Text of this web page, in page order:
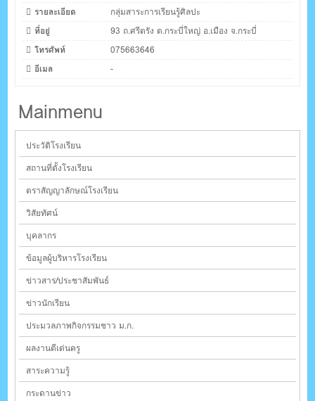
รายละเอียด
กลุ่มสาระการเรียนรู้ศิลปะ
ที่อยู่
93 ถ.ศรีตรัง ต.กระบี่ใหญ่ อ.เมือง จ.กระบี่
โทรศัพท์
075663646
อีเมล
-
Mainmenu
ประวัติโรงเรียน
สถานที่ตั้งโรงเรียน
ตราสัญญาลักษณ์โรงเรียน
วิสัยทัศน์
บุคลากร
ข้อมูลผู้บริหารโรงเรียน
ข่าวสาร/ประชาสัมพันธ์
ข่าวนักเรียน
ประมวลภาพกิจกรรมชาว ม.ก.
ผลงานดีเด่นครู
สาระความรู้
กระดานข่าว